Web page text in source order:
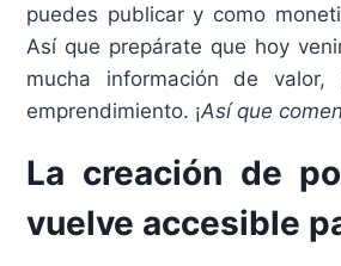
puedes publicar y como
Así que prepárate que hoy
mucha información de
emprendimiento. ¡Así que
La creación de
vuelve accesible